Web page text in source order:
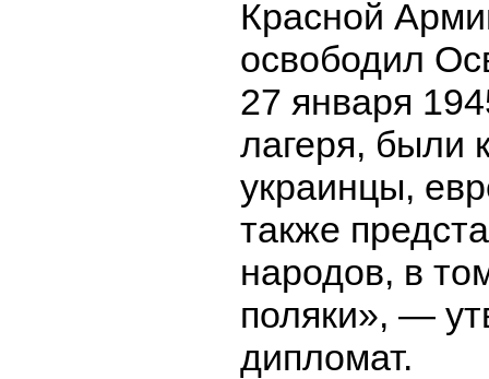
Красной
освободил
27 января
лагеря, были
украинцы,
также
народов, в
поляки», —
дипломат.